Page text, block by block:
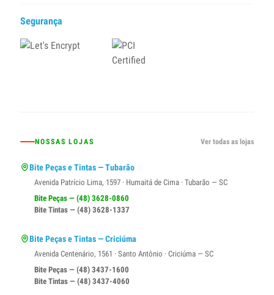
Segurança
NOSSAS LOJAS Ver todas as lojas
Bite Peças e Tintas — Tubarão
Avenida Patrício Lima, 1597 · Humaitá de Cima · Tubarão — SC
Bite Peças — (48) 3628-0860
Bite Tintas — (48) 3628-1337
Bite Peças e Tintas — Criciúma
Avenida Centenário, 1561 · Santo Antônio · Criciúma — SC
Bite Peças — (48) 3437-1600
Bite Tintas — (48) 3437-4060